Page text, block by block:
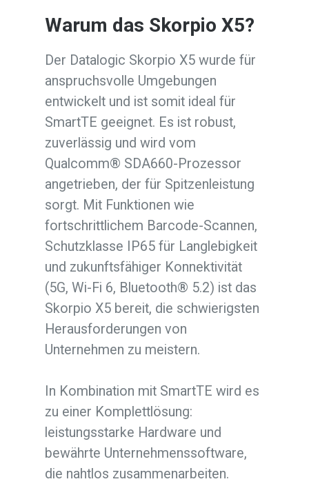
Warum das Skorpio X5?
Der Datalogic Skorpio X5 wurde für
anspruchsvolle Umgebungen
entwickelt und ist somit ideal für
SmartTE geeignet. Es ist robust,
zuverlässig und wird vom
Qualcomm® SDA660-Prozessor
angetrieben, der für Spitzenleistung
sorgt. Mit Funktionen wie
fortschrittlichem Barcode-Scannen,
Schutzklasse IP65 für Langlebigkeit
und zukunftsfähiger Konnektivität
(5G, Wi-Fi 6, Bluetooth® 5.2) ist das
Skorpio X5 bereit, die schwierigsten
Herausforderungen von
Unternehmen zu meistern.
In Kombination mit SmartTE wird es
zu einer Komplettlösung:
leistungsstarke Hardware und
bewährte Unternehmenssoftware,
die nahtlos zusammenarbeiten.